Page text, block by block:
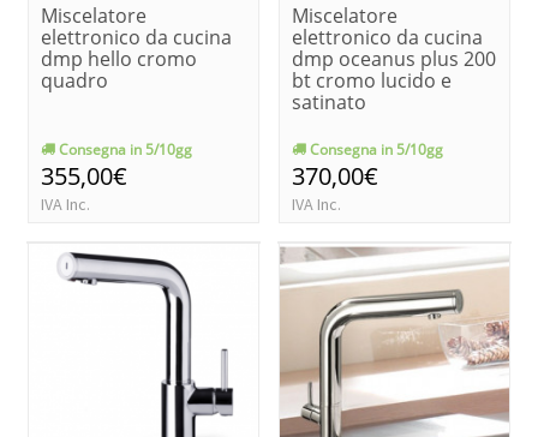
Miscelatore
elettronico da cucina
dmp hello cromo
quadro
Consegna in 5/10gg
355,00€
IVA Inc.
Miscelatore
elettronico da cucina
dmp oceanus plus 200
bt cromo lucido e
satinato
Consegna in 5/10gg
370,00€
IVA Inc.